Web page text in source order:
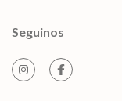
Seguinos